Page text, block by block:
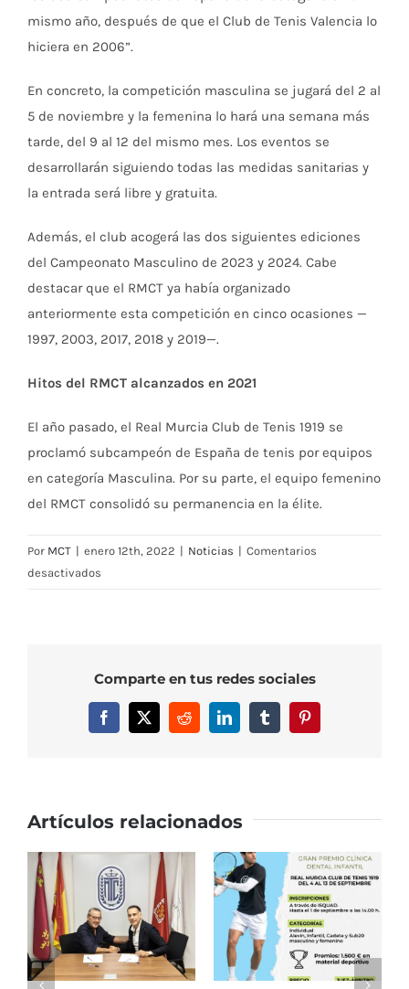
mismo año, después de que el Club de Tenis Valencia lo
hiciera en 2006”.
En concreto, la competición masculina se jugará del 2 al
5 de noviembre y la femenina lo hará una semana más
tarde, del 9 al 12 del mismo mes. Los eventos se
desarrollarán siguiendo todas las medidas sanitarias y
la entrada será libre y gratuita.
Además, el club acogerá las dos siguientes ediciones
del Campeonato Masculino de 2023 y 2024. Cabe
destacar que el RMCT ya había organizado
anteriormente esta competición en cinco ocasiones —
1997, 2003, 2017, 2018 y 2019—.
Hitos del RMCT alcanzados en 2021
El año pasado, el Real Murcia Club de Tenis 1919 se
proclamó subcampeón de España de tenis por equipos
en categoría Masculina. Por su parte, el equipo femenino
del RMCT consolidó su permanencia en la élite.
Por MCT | enero 12th, 2022 | Noticias | Comentarios
desactivados
de
Tenis
1919
nacionales
de
Tenis
Absoluto
por
Equipos
Comparte en tus redes sociales
Facebook
X RedditLinkedInTumblrPinterest
Artículos relacionados